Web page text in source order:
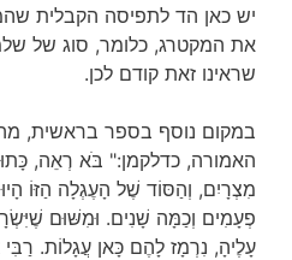
יש כאן הד לתפיסה הקבלית
את המקטרג, כלומר, סוג של
שראינו זאת קודם לכן.
במקום נוסף בספר בראשית,
האמורה, כדלקמן:" בֹּא רְאֵה,
מִצְרָיִם, וְהַסּוֹד שֶׁל הָעֶגְלָה הַזּוֹ
פְעָמִים וְכַמָּה שָׁנִים. וּמִשּׁוּם
עָלֶיהָ, נִרְמָז לָהֶם כָּאן עֲגָלוֹת.